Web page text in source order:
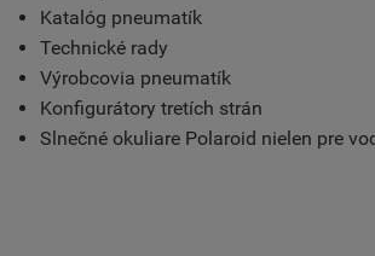
Katalóg pneumatík
Technické rady
Výrobcovia pneumatík
Konfigurátory tretích strán
Slnečné okuliare Polaroid nielen pre